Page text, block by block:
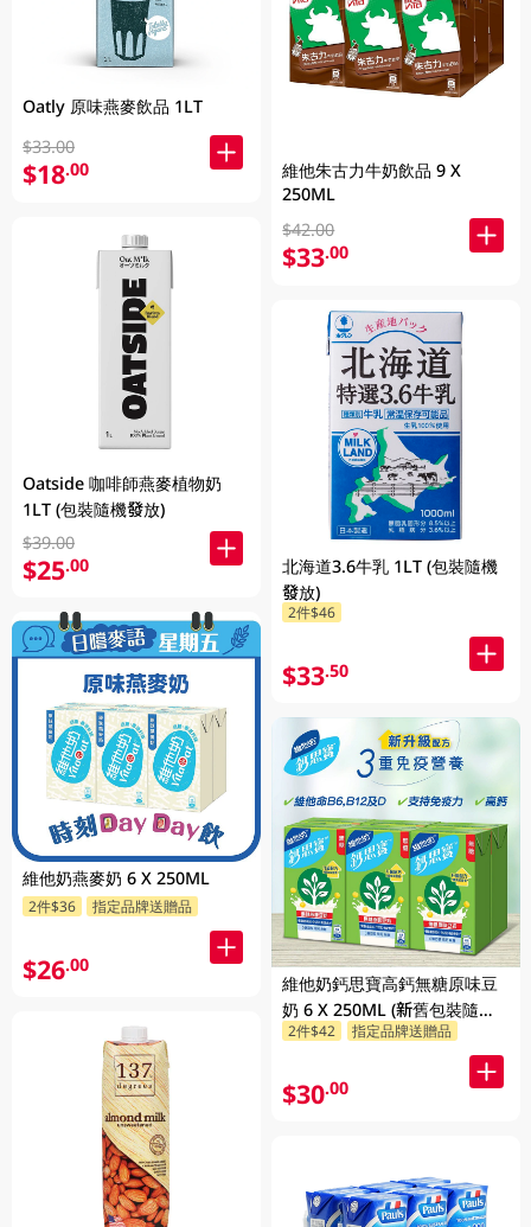
Oatly 原味燕麥飲品 1LT
$33.00
$18.00
Oatside 咖啡師燕麥植物奶
1LT (包裝隨機發放)
$39.00
$25.00
維他奶燕麥奶 6 X 250ML
2件$36 指定品牌送贈品
$26.00
維他朱古力牛奶飲品 9 X
250ML
$42.00
$33.00
北海道3.6牛乳 1LT (包裝隨機
發放)
2件$46
$33.50
維他奶鈣思寶高鈣無糖原味豆
奶 6 X 250ML (新舊包裝隨機
發貨)
2件$42 指定品牌送贈品
$30.00